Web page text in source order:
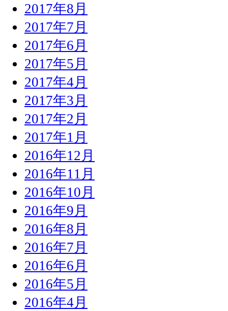
2017年8月
2017年7月
2017年6月
2017年5月
2017年4月
2017年3月
2017年2月
2017年1月
2016年12月
2016年11月
2016年10月
2016年9月
2016年8月
2016年7月
2016年6月
2016年5月
2016年4月